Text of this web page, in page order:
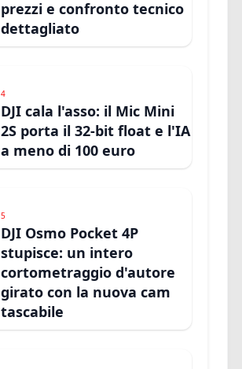
prezzi e confronto tecnico
dettagliato
4
DJI cala l'asso: il Mic Mini
2S porta il 32-bit float e l'IA
a meno di 100 euro
5
DJI Osmo Pocket 4P
stupisce: un intero
cortometraggio d'autore
girato con la nuova cam
tascabile